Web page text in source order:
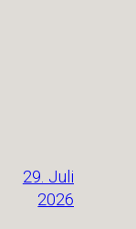
29. Juli
2026